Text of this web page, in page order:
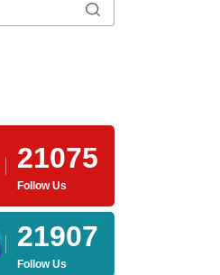
21075
Follow Us
21907
Follow Us